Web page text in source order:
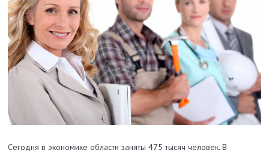
Сегодня в экономике области заняты 475 тысяч человек. В